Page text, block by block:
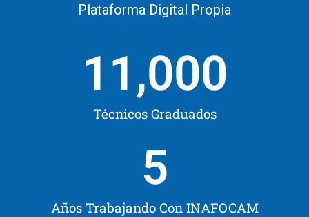
Plataforma Digital Propia
Técnicos Graduados
11,000
Años Trabajando Con INAFOCAM
5